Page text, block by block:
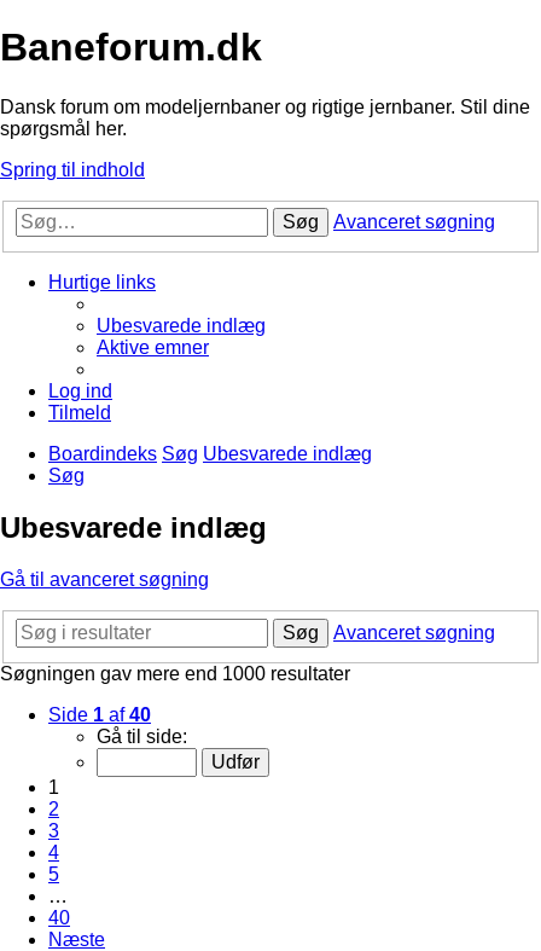
Baneforum.dk
Dansk forum om modeljernbaner og rigtige jernbaner. Stil dine
spørgsmål her.
Spring til indhold
Søg Avanceret søgning
Hurtige links
Ubesvarede indlæg
Aktive emner
Log ind
Tilmeld
Boardindeks Søg Ubesvarede indlæg
Søg
Ubesvarede indlæg
Gå til avanceret søgning
Søg
Avanceret søgning
Søgningen gav mere end 1000 resultater
Side 1 af40
Gå til side:
1
2
3
4
5
…
40
Næste